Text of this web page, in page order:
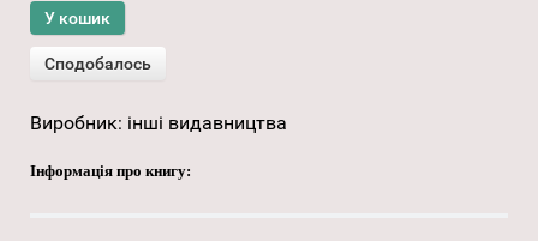
Виробник: інші видавництва
Інформація про книгу: